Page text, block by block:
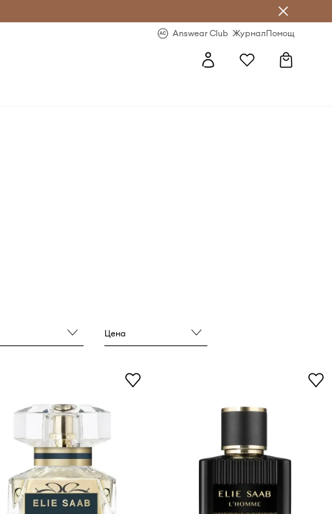
Answear Club ЖурналПомощ
Цена